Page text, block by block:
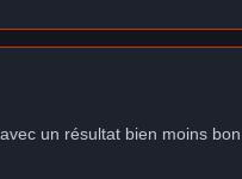
un résultat bien moins